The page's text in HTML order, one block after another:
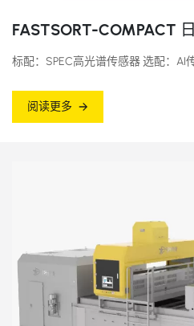
FASTSORT-COMPACT
标配：SPEC高光谱传感器 选配：AI
阅读更多